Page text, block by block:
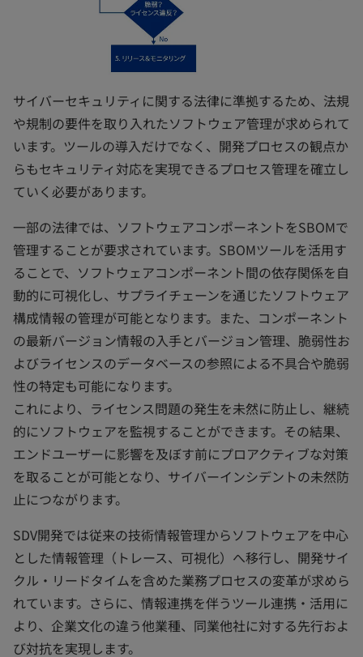
サイバーセキュリティに関する法律に準拠するため、法規
や規制の要件を取り入れたソフトウェア管理が求められて
います。ツールの導入だけでなく、開発プロセスの観点か
らもセキュリティ対応を実現できるプロセス管理を確立し
ていく必要があります。
一部の法律では、ソフトウェアコンポーネントをSBOMで
管理することが要求されています。SBOMツールを活用す
ることで、ソフトウェアコンポーネント間の依存関係を自
動的に可視化し、サプライチェーンを通じたソフトウェア
構成情報の管理が可能となります。また、コンポーネント
の最新バージョン情報の入手とバージョン管理、脆弱性お
よびライセンスのデータベースの参照による不具合や脆弱
性の特定も可能になります。
これにより、ライセンス問題の発生を未然に防止し、継続
的にソフトウェアを監視することができます。その結果、
エンドユーザーに影響を及ぼす前にプロアクティブな対策
を取ることが可能となり、サイバーインシデントの未然防
止につながります。
SDV開発では従来の技術情報管理からソフトウェアを中心
とした情報管理（トレース、可視化）へ移行し、開発サイ
クル・リードタイムを含めた業務プロセスの変革が求めら
れています。さらに、情報連携を伴うツール連携・活用に
より、企業文化の違う他業種、同業他社に対する先行およ
び対抗を実現します。